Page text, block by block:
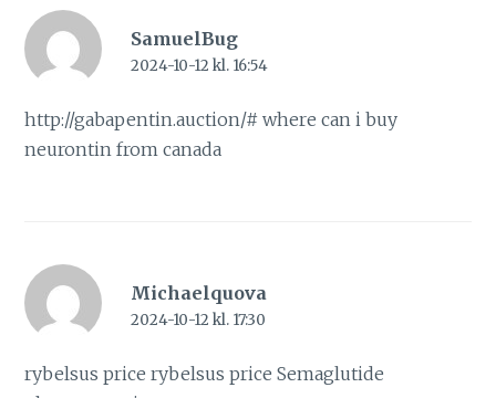
SamuelBug
2024-10-12 kl. 16:54
http://gabapentin.auction/# where can i buy
neurontin from canada
Michaelquova
2024-10-12 kl. 17:30
rybelsus pricerybelsus price Semaglutide